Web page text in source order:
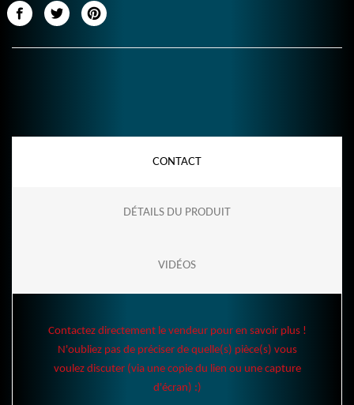
CONTACT
DÉTAILS DU PRODUIT
VIDÉOS
Contactez directement le vendeur pour en savoir plus !
N'oubliez pas de préciser de quelle(s) pièce(s) vous
voulez discuter (via une copie du lien ou une capture
d'écran) :)